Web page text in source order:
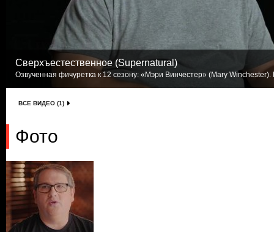
Сверхъестественное (Supernatural)
Озвученная фичуретка к 12 сезону: «Мэри Винчестер» (Mary Winchester).
ВСЕ ВИДЕО (1)
Фото